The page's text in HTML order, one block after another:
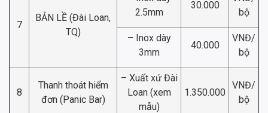
7
BẢN LỀ (Đài Loan,
TQ)
2.5mm
30.000
bộ
– Inox dày
3mm
40.000
VNĐ/
bộ
8
Thanh thoát hiểm
đơn (Panic Bar)
– Xuất xứ Đài
Loan (xem
mẫu)
1.350.000
VNĐ/
bộ